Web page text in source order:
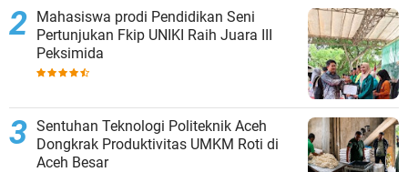
Mahasiswa prodi Pendidikan Seni
Pertunjukan Fkip UNIKI Raih Juara III
Peksimida
Sentuhan Teknologi Politeknik Aceh
Dongkrak Produktivitas UMKM Roti di
Aceh Besar